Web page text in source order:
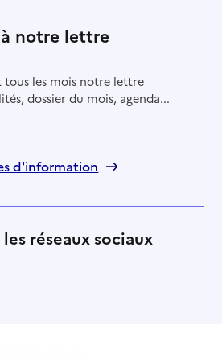
notre lettre
tous les mois notre lettre
dossier du mois, agenda...
d'information
réseaux sociaux